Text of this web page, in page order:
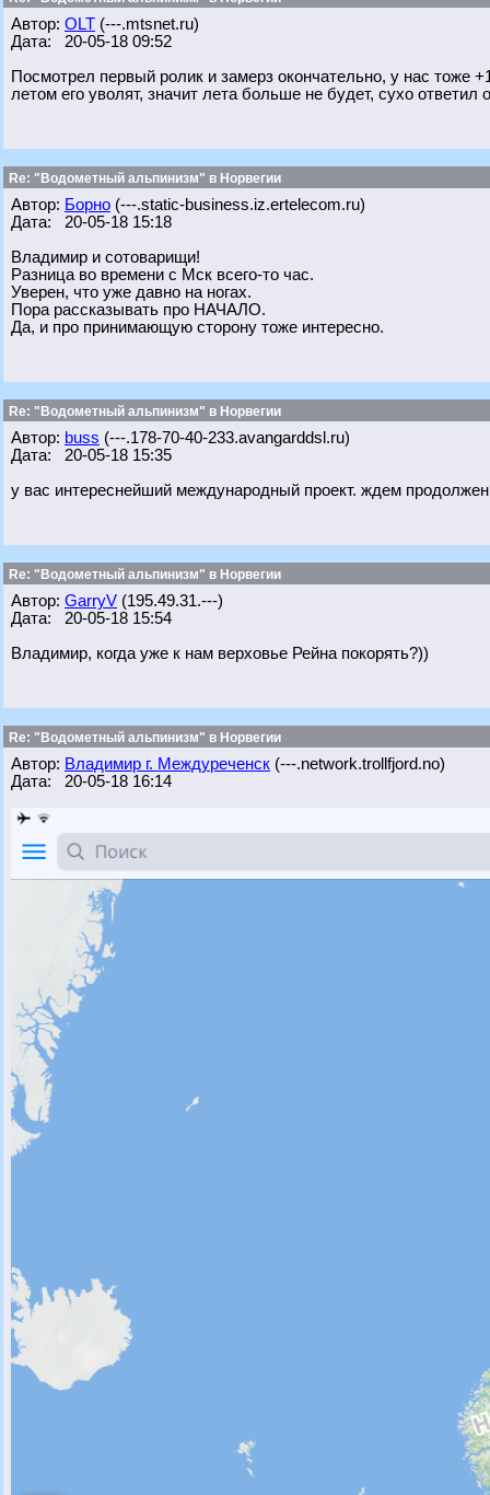
Автор: OLT (---.mtsnet.ru)
Дата: 20-05-18 09:52
Посмотрел первый ролик и замерз окончательно, у нас тоже
летом его уволят, значит лета больше не будет, сухо ответил
Re: "Водометный альпинизм" в Норвегии
Автор: Борно (---.static-business.iz.ertelecom.ru)
Дата: 20-05-18 15:18
Владимир и сотоварищи!
Разница во времени с Мск всего-то час.
Уверен, что уже давно на ногах.
Пора рассказывать про НАЧАЛО.
Да, и про принимающую сторону тоже интересно.
Re: "Водометный альпинизм" в Норвегии
Автор: buss (---.178-70-40-233.avangarddsl.ru)
Дата: 20-05-18 15:35
у вас интереснейший международный проект. ждем
Re: "Водометный альпинизм" в Норвегии
Автор: GarryV (195.49.31.---)
Дата: 20-05-18 15:54
Владимир, когда уже к нам верховье Рейна покорять?))
Re: "Водометный альпинизм" в Норвегии
Автор: Владимир г. Междуреченск (---.network.trollfjord.no)
Дата: 20-05-18 16:14